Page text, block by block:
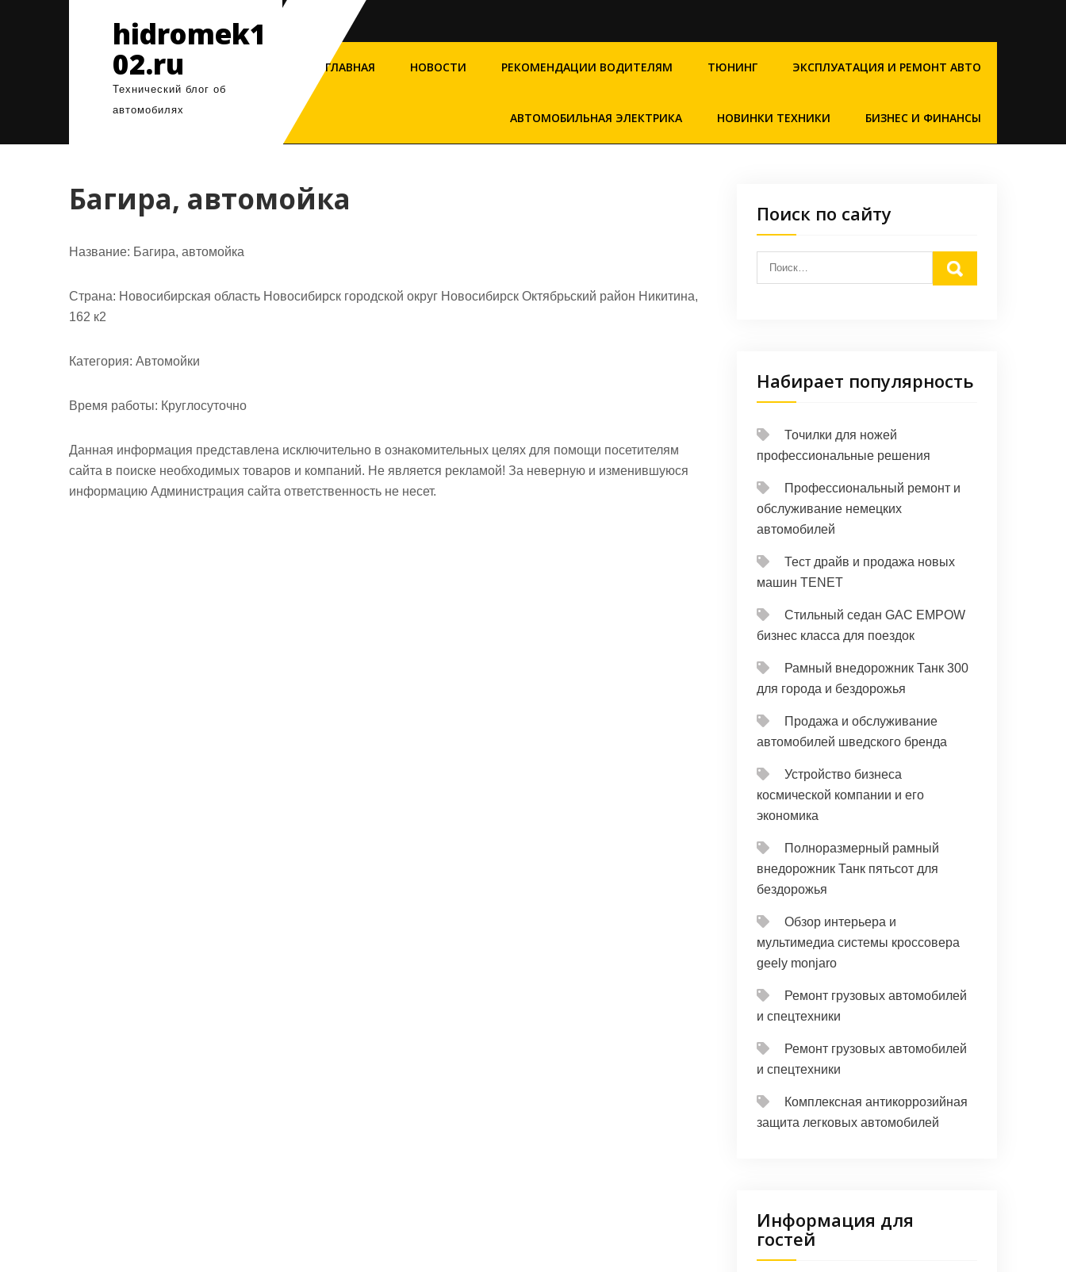
hidromek1
02.ru
Технический блог об
автомобилях
ГЛАВНАЯ НОВОСТИ РЕКОМЕНДАЦИИ ВОДИТЕЛЯМ ТЮНИНГ ЭКСПЛУАТАЦИЯ И РЕМОНТ АВТО
АВТОМОБИЛЬНАЯ ЭЛЕКТРИКА НОВИНКИ ТЕХНИКИ БИЗНЕС И ФИНАНСЫ
Багира, автомойка
Название: Багира, автомойка
Страна: Новосибирская область Новосибирск городской округ Новосибирск Октябрьский район Никитина,
162 к2
Категория: Автомойки
Время работы: Круглосуточно
Данная информация представлена исключительно в ознакомительных целях для помощи посетителям
сайта в поиске необходимых товаров и компаний. Не является рекламой! За неверную и изменившуюся
информацию Администрация сайта ответственность не несет.
Поиск по сайту
Набирает популярность
Точилки для ножей
профессиональные решения
Профессиональный ремонт и
обслуживание немецких
автомобилей
Тест драйв и продажа новых
машин TENET
Стильный седан GAC EMPOW
бизнес класса для поездок
Рамный внедорожник Танк 300
для города и бездорожья
Продажа и обслуживание
автомобилей шведского бренда
Устройство бизнеса
космической компании и его
экономика
Полноразмерный рамный
внедорожник Танк пятьсот для
бездорожья
Обзор интерьера и
мультимедиа системы кроссовера
geely monjaro
Ремонт грузовых автомобилей
и спецтехники
Ремонт грузовых автомобилей
и спецтехники
Комплексная антикоррозийная
защита легковых автомобилей
Информация для
гостей